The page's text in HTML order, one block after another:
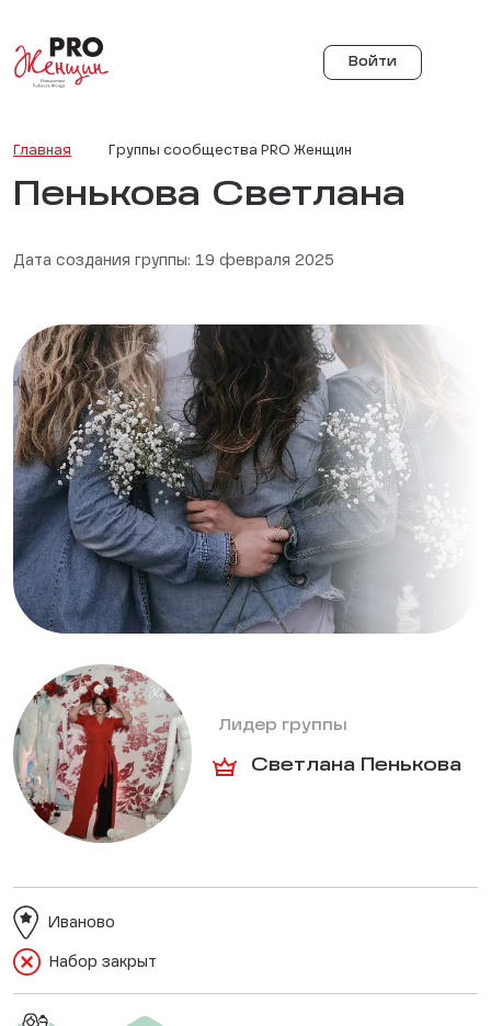
Войти
Главная Группы сообщества PRO Женщин
Пенькова Светлана
Дата создания группы: 19 февраля 2025
Лидер группы
Светлана Пенькова
Набор закрыт
Иваново